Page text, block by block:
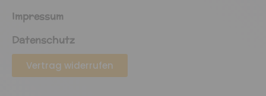
Impressum
Datenschutz
Vertrag widerrufen